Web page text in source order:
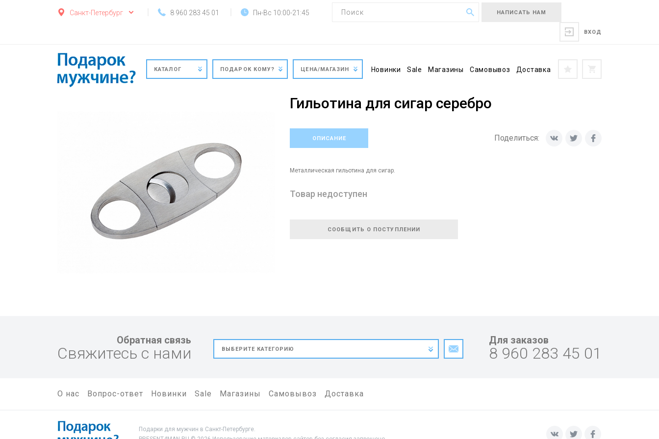
Санкт-Петербург 8 960 283 45 01 Пн-Вс 10:00-21:45 НАПИСАТЬ НАМ
ВХОД
КАТАЛОГ ПОДАРОК КОМУ? ЦЕНА/МАГАЗИН Новинки Sale Магазины Самовывоз Доставка
Гильотина для сигар серебро
ОПИСАНИЕ Поделиться:
Металлическая гильотина для сигар.
Товар недоступен
СООБЩИТЬ О ПОСТУПЛЕНИИ
Обратная связь
Свяжитесь с нами
Для заказов
8 960 283 45 01
О нас Вопрос-ответ Новинки Sale Магазины Самовывоз Доставка
Подарки для мужчин в Санкт-Петербурге.